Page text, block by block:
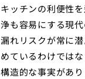
キッチンの利便性
浄も容易にする現
漏れリスクが常に
めているわけでは
構造的な事実があ